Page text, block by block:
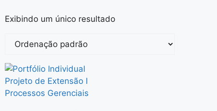
Exibindo um único resultado